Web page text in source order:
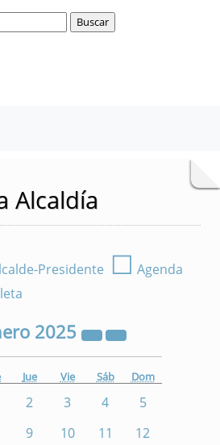
Alcaldía
Presidente ☐ Agenda
2025
Jue Vie Sáb Dom
2 3 4
5
9 10 11
12